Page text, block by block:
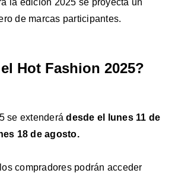
la edición 2025 se proyecta un
de marcas participantes.
Hot Fashion 2025?
se extenderádesde el lunes 11 de
18 de agosto.
compradores podrán acceder